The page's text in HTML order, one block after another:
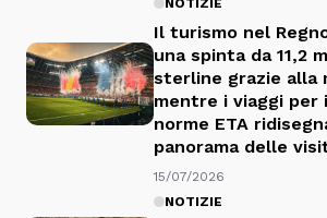
NOTIZIE
Il turismo nel
una spinta da 11,2
sterline grazie alla
mentre i viaggi per
norme ETA
panorama delle
15/07/2026
NOTIZIE